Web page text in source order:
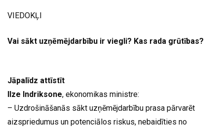
VIEDOKĻI
Vai sākt uzņēmējdarbību ir viegli? Kas rada grūtības?
Jāpalīdz attīstīt
Ilze Indriksone, ekonomikas ministre:
– Uzdrošināšanās sākt uzņēmējdarbību prasa pārvarēt
aizspriedumus un potenciālos riskus, nebaidīties no